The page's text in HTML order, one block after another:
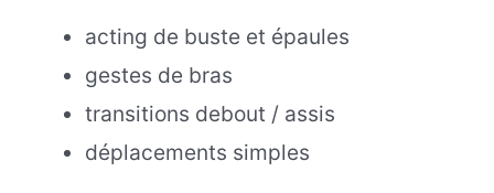
acting de buste et épaules
gestes de bras
transitions debout / assis
déplacements simples